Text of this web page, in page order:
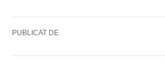
PUBLICAT DE